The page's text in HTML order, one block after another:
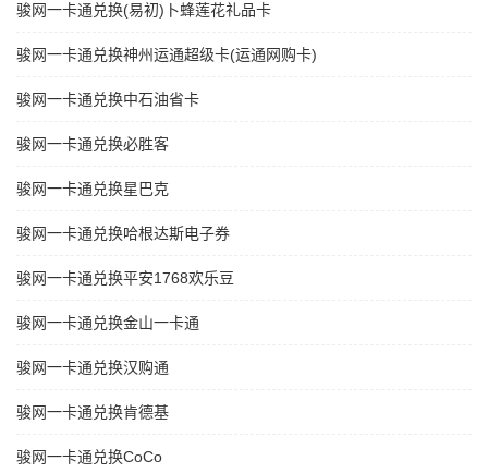
骏网一卡通兑换(易初)卜蜂莲花礼品卡
骏网一卡通兑换神州运通超级卡(运通网购卡)
骏网一卡通兑换中石油省卡
骏网一卡通兑换必胜客
骏网一卡通兑换星巴克
骏网一卡通兑换哈根达斯电子券
骏网一卡通兑换平安1768欢乐豆
骏网一卡通兑换金山一卡通
骏网一卡通兑换汉购通
骏网一卡通兑换肯德基
骏网一卡通兑换CoCo